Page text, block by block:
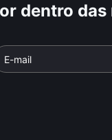
dentro